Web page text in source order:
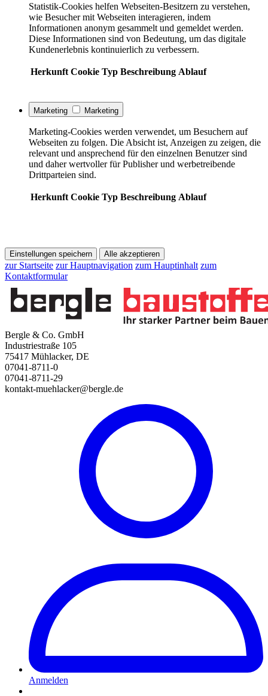
Statistik-Cookies helfen Webseiten-Besitzern zu verstehen,
wie Besucher mit Webseiten interagieren, indem
Informationen anonym gesammelt und gemeldet werden.
Diese Informationen sind von Bedeutung, um das digitale
Kundenerlebnis kontinuierlich zu verbessern.
Herkunft Cookie Typ Beschreibung Ablauf
Marketing Marketing
Marketing-Cookies werden verwendet, um Besuchern auf
Webseiten zu folgen. Die Absicht ist, Anzeigen zu zeigen, die
relevant und ansprechend für den einzelnen Benutzer sind
und daher wertvoller für Publisher und werbetreibende
Drittparteien sind.
Herkunft Cookie Typ Beschreibung Ablauf
Einstellungen speichern Alle akzeptieren
zur Startseite zur Hauptnavigation zum Hauptinhalt zum
Kontaktformular
Bergle & Co. GmbH
Industriestraße 105
75417 Mühlacker, DE
07041-8711-0
07041-8711-29
kontakt-muehlacker@bergle.de
Anmelden